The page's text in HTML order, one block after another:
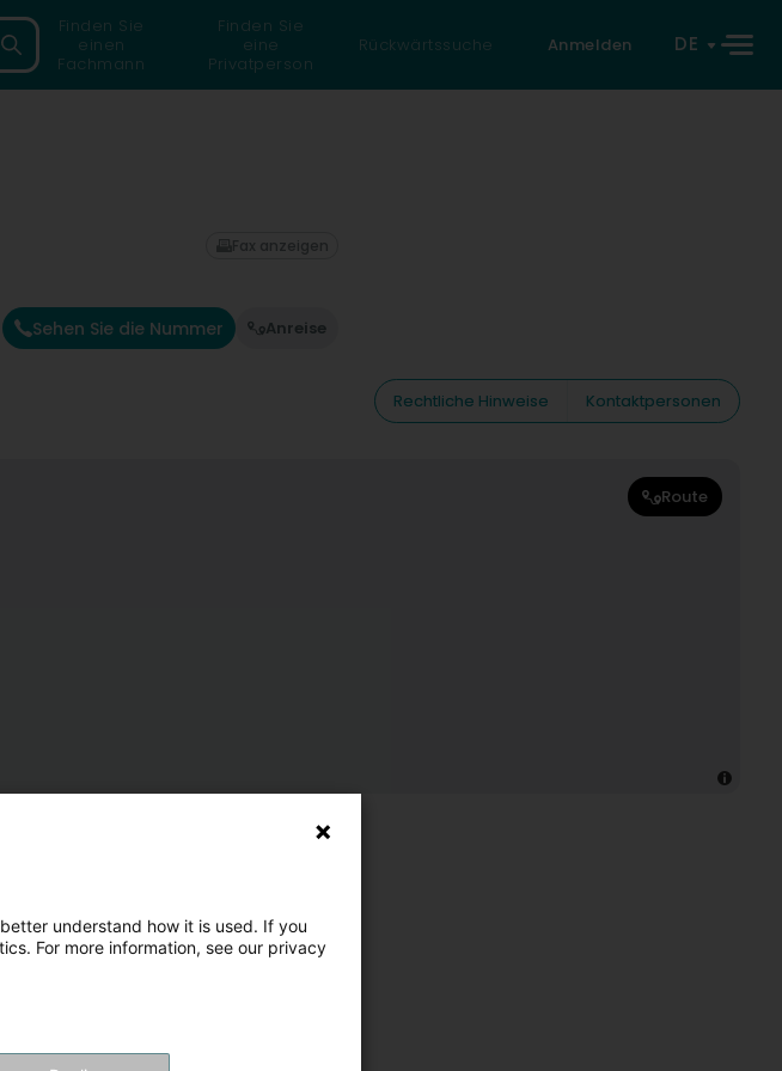
Finden Sie
einen
Fachmann
Finden Sie
eine
Privatperson
Rückwärtssuche Anmelden DE
Sehen Sie die Nummer Anreise
Fax anzeigen
Rechtliche Hinweise
Kontaktpersonen
Route
understand how it is used. If you
For more information, see our privacy